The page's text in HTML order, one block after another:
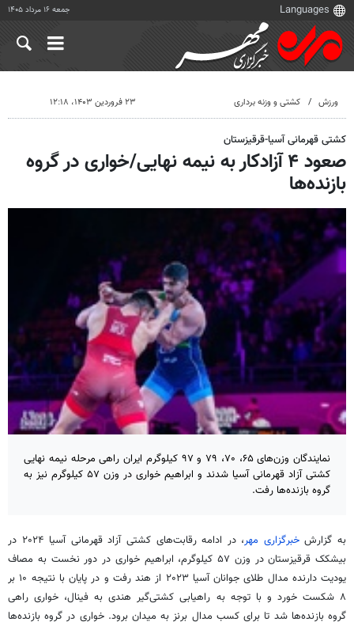
جمعه ۱۶ مرداد ۱۴۰۵
ورزش کشتی و وزنه برداری ۲۳ فروردین ۱۴۰۳، ۱۲:۱۸
کشتی قهرمانی آسیا-قرقیزستان
صعود ۴ آزادکار به نیمه نهایی/خواری در گروه
بازنده‌ها
نمایندگان وزن‌های ۶۵، ۷۰، ۷۹ و ۹۷ کیلوگرم ایران راهی مرحله نیمه نهایی
کشتی آزاد قهرمانی آسیا شدند و ابراهیم خواری در وزن ۵۷ کیلوگرم نیز به
گروه بازنده‌ها رفت.
به گزارشخبرگزاری مهر
، در ادامه رقابت‌های کشتی آزاد قهرمانی آسیا ۲۰۲۴ در
بیشکک قرقیزستان در وزن ۵۷ کیلوگرم، ابراهیم خواری در دور نخست به مصاف
یودیت
دارنده مدال طلای جوانان آسیا ۲۰۲۳ از هند رفت و در پایان با نتیجه ۱۰ بر
۸ شکست خورد و با توجه به راهیابی کشتی‌گیر هندی به فینال، خواری راهی
گروه بازنده‌ها شد تا برای کسب مدال برنز به میدان برود. خواری در گروه بازنده‌ها